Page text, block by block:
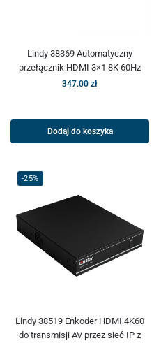
Lindy 38369 Automatyczny
przełącznik HDMI 3×1 8K 60Hz
347.00 zł
Dodaj do koszyka
-25%
Lindy 38519 Enkoder HDMI 4K60
do transmisji AV przez sieć IP z